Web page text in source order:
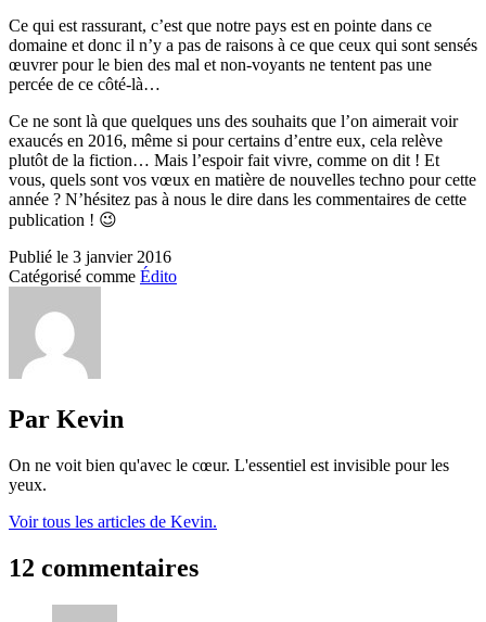
Ce qui est rassurant, c’est que notre pays est en pointe dans ce
domaine et donc il n’y a pas de raisons à ce que ceux qui sont sensés
œuvrer pour le bien des mal et non-voyants ne tentent pas une
percée de ce côté-là…
Ce ne sont là que quelques uns des souhaits que l’on aimerait voir
exaucés en 2016, même si pour certains d’entre eux, cela relève
plutôt de la fiction… Mais l’espoir fait vivre, comme on dit ! Et
vous, quels sont vos vœux en matière de nouvelles techno pour cette
année ? N’hésitez pas à nous le dire dans les commentaires de cette
publication ! 😉
Publié le 3 janvier 2016
Catégorisé comme Édito
Par Kevin
On ne voit bien qu'avec le cœur. L'essentiel est invisible pour les
yeux.
Voir tous les articles de Kevin.
12 commentaires